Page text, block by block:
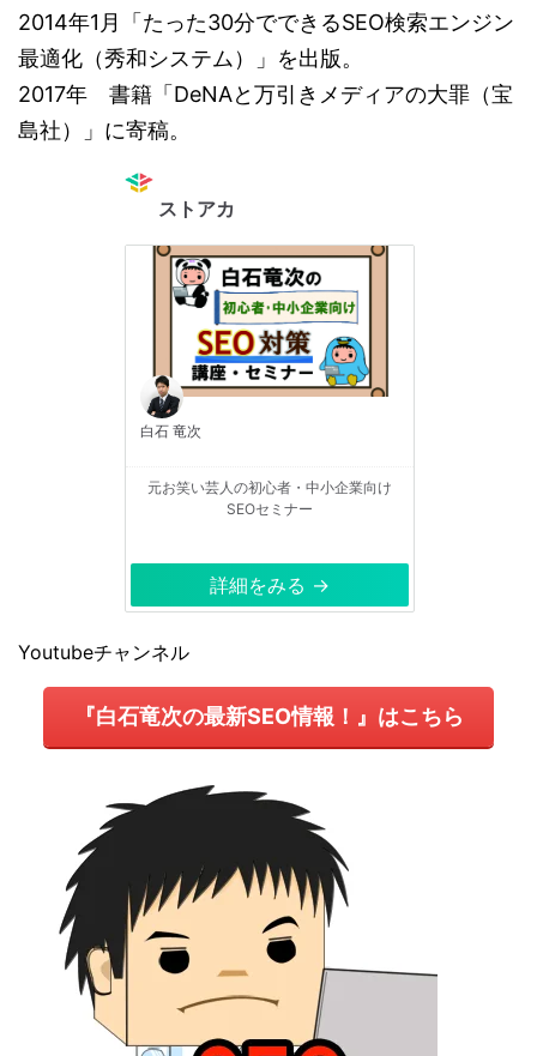
2014年1月「たった30分でできるSEO検索エンジン
最適化（秀和システム）」を出版。
2017年 書籍「DeNAと万引きメディアの大罪（宝
島社）」に寄稿。
ストアカ
白石 竜次
元お笑い芸人の初心者・中小企業向け
SEOセミナー
詳細をみる →
Youtubeチャンネル
『白石竜次の最新SEO情報！』はこちら